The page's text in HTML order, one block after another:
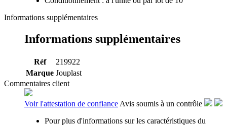
Informations supplémentaires
Informations supplémentaires
Réf
219922
Marque Jouplast
Commentaires client
Voir l'attestation de confiance Avis soumis à un contrôle
Pour plus d'informations sur les caractéristiques du